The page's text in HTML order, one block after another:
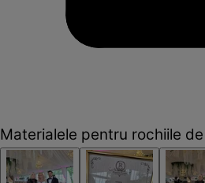
Materialele pentru rochiile